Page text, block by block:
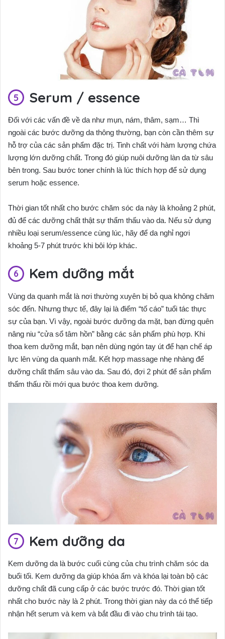
Serum / essence
Đối với các vấn đề về da như mụn, nám, thâm, sạm… Thì
ngoài các bước dưỡng da thông thường, bạn còn cần thêm sự
hỗ trợ của các sản phẩm đặc trị. Tinh chất với hàm lượng chứa
lượng lớn dưỡng chất. Trong đó giúp nuôi dưỡng làn da từ sâu
bên trong. Sau bước toner chính là lúc thích hợp để sử dụng
serum hoặc essence.
Thời gian tốt nhất cho bước chăm sóc da này là khoảng 2 phút,
đủ để các dưỡng chất thật sự thẩm thấu vào da. Nếu sử dụng
nhiều loại serum/essence cùng lúc, hãy để da nghỉ ngơi
khoảng 5-7 phút trước khi bôi lớp khác.
Kem dưỡng mắt
Vùng da quanh mắt là nơi thường xuyên bị bỏ qua không chăm
sóc đến. Nhưng thực tế, đây lại là điểm “tố cáo” tuổi tác thực
sự của bạn. Vì vậy, ngoài bước dưỡng da mặt, bạn đừng quên
nâng niu “cửa sổ tâm hồn” bằng các sản phẩm phù hợp. Khi
thoa kem dưỡng mắt, bạn nên dùng ngón tay út để hạn chế áp
lực lên vùng da quanh mắt. Kết hợp massage nhẹ nhàng để
dưỡng chất thấm sâu vào da. Sau đó, đợi 2 phút để sản phẩm
thẩm thấu rồi mới qua bước thoa kem dưỡng.
Kem dưỡng da
Kem dưỡng da là bước cuối cùng của chu trình chăm sóc da
buổi tối. Kem dưỡng da giúp khóa ẩm và khóa lại toàn bộ các
dưỡng chất đã cung cấp ở các bước trước đó. Thời gian tốt
nhất cho bước này là 2 phút. Trong thời gian này da có thể tiếp
nhận hết serum và kem và bắt đầu đi vào chu trình tái tạo.